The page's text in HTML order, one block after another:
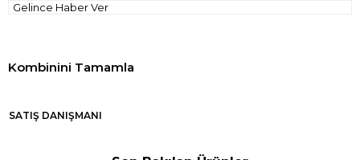
Gelince Haber Ver
SATIŞ DANIŞMANI